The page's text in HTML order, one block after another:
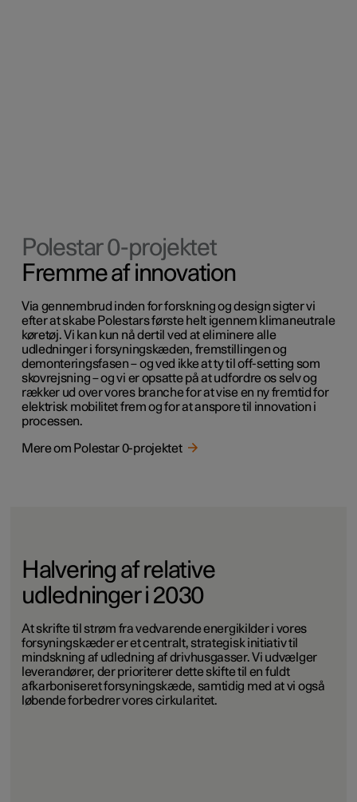
Polestar 0-projektet
Fremme af innovation
Via gennembrud inden for forskning og design sigter vi
efter at skabe Polestars første helt igennem klimaneutrale
køretøj. Vi kan kun nå dertil ved at eliminere alle
udledninger i forsyningskæden, fremstillingen og
demonteringsfasen – og ved ikke at ty til off-setting som
skovrejsning – og vi er opsatte på at udfordre os selv og
rækker ud over vores branche for at vise en ny fremtid for
elektrisk mobilitet frem og for at anspore til innovation i
processen.
Mere om Polestar 0-projektet
Halvering af relative
udledninger i 2030
At skrifte til strøm fra vedvarende energikilder i vores
forsyningskæder er et centralt, strategisk initiativ til
mindskning af udledning af drivhusgasser. Vi udvælger
leverandører, der prioriterer dette skifte til en fuldt
afkarboniseret forsyningskæde, samtidig med at vi også
løbende forbedrer vores cirkularitet.